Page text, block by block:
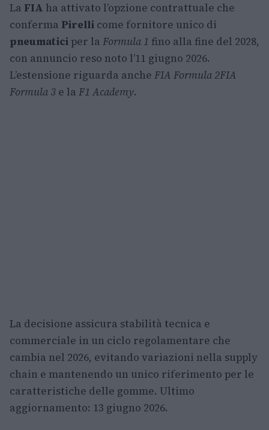
La FIA ha attivato l’opzione contrattuale che
conferma Pirelli come fornitore unico di
pneumaticiper la Formula 1 fino alla fine del 2028,
con annuncio reso noto l’11 giugno 2026.
L’estensione riguarda anche FIA Formula 2FIA
Formula 3 e la F1 Academy.
La decisione assicura stabilità tecnica e
commerciale in un ciclo regolamentare che
cambia nel 2026, evitando variazioni nella supply
chain e mantenendo un unico riferimento per le
caratteristiche delle gomme. Ultimo
aggiornamento: 13 giugno 2026.